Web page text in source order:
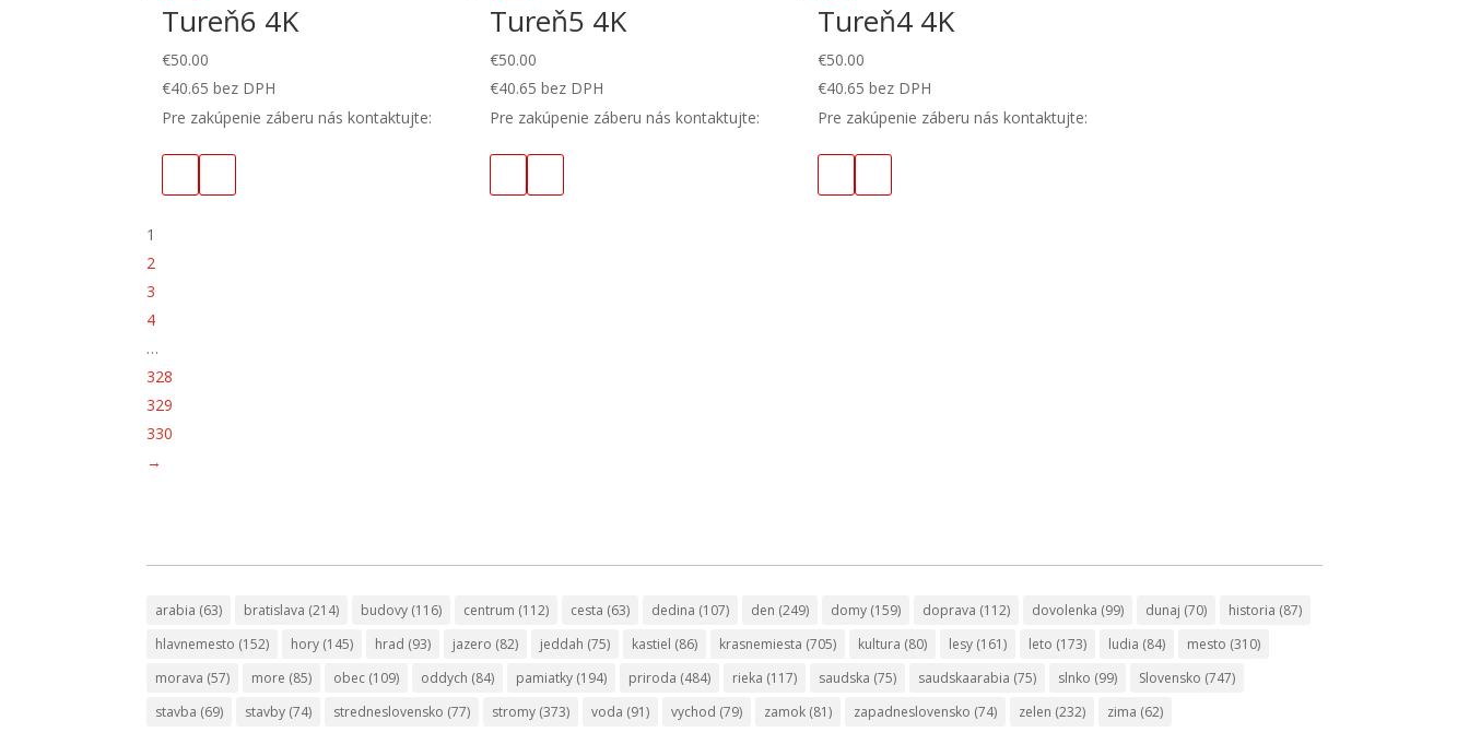
Tureň6 4K
€50.00
€40.65 bez DPH
Pre zakúpenie záberu nás kontaktujte:
Tureň5 4K
€50.00
€40.65 bez DPH
Pre zakúpenie záberu nás kontaktujte:
Tureň4 4K
€50.00
€40.65 bez DPH
Pre zakúpenie záberu nás kontaktujte:
1
2
3
4
…
328
329
330
→
arabia (63) bratislava (214) budovy (116) centrum (112) cesta (63) dedina (107) den (249) domy (159) doprava (112) dovolenka (99) dunaj (70) historia (87)
hlavnemesto (152) hory (145) hrad (93) jazero (82) jeddah (75) kastiel (86) krasnemiesta (705) kultura (80) lesy (161) leto (173) ludia (84) mesto (310)
morava (57) more (85) obec (109) oddych (84) pamiatky (194) priroda (484) rieka (117) saudska (75) saudskaarabia (75) slnko (99) Slovensko (747)
stavba (69) stavby (74) stredneslovensko (77) stromy (373) voda (91) vychod (79) zamok (81) zapadneslovensko (74) zelen (232) zima (62)